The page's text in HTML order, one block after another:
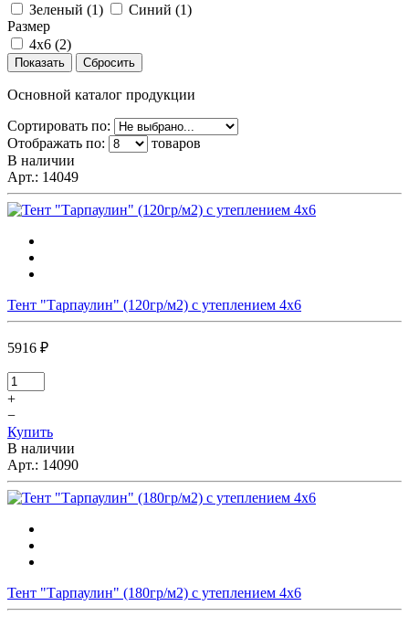
Зеленый (1) Синий (1)
Размер
4х6 (2)
Основной каталог продукции
Сортировать по:
Отображать по:
товаров
В наличии
Арт.: 14049
Тент "Тарпаулин" (120гр/м2) с утеплением 4x6
5916 ₽
+
−
Купить
В наличии
Арт.: 14090
Тент "Тарпаулин" (180гр/м2) с утеплением 4x6